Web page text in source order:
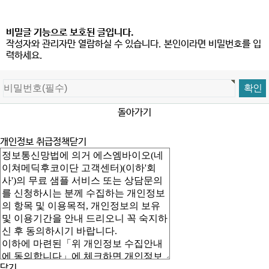
비밀글 기능으로 보호된 글입니다.
작성자와 관리자만 열람하실 수 있습니다. 본인이라면 비밀번호를 입
력하세요.
돌아가기
개인정보 취급정책닫기